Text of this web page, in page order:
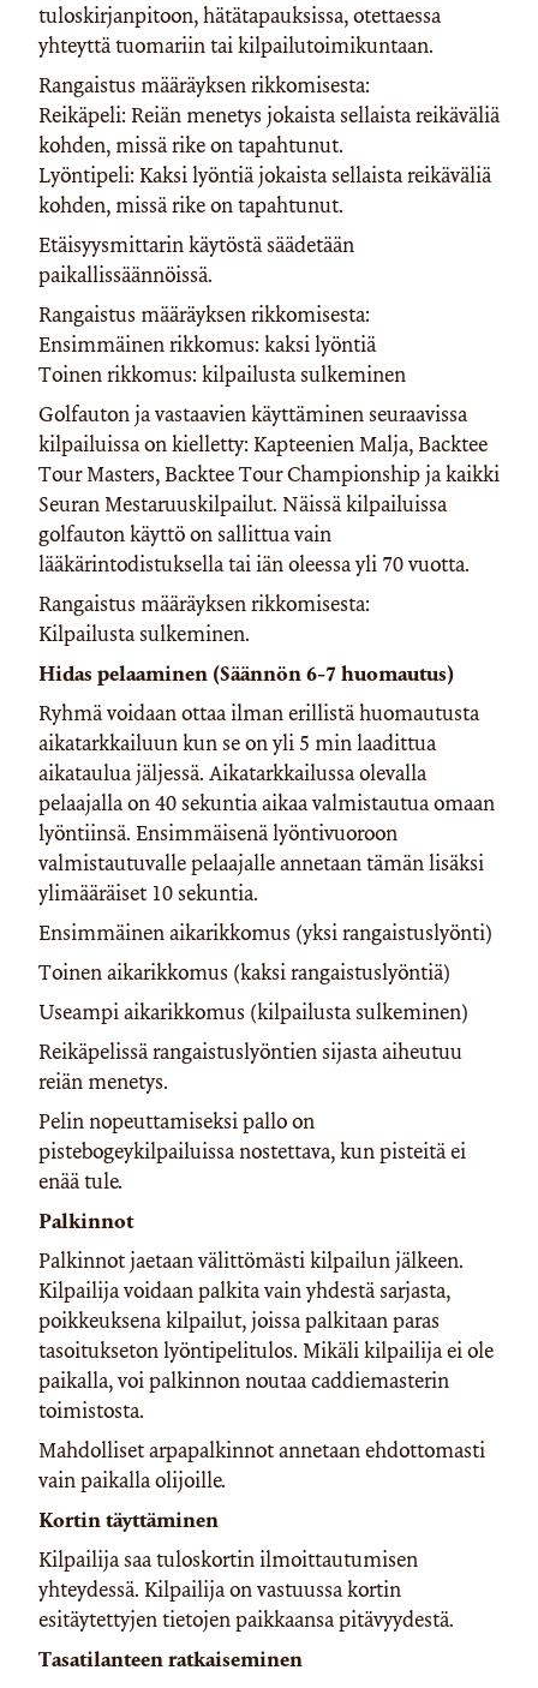
tuloskirjanpitoon, hätätapauksissa, otettaessa
yhteyttä tuomariin tai kilpailutoimikuntaan.
Rangaistus määräyksen rikkomisesta:
Reikäpeli: Reiän menetys jokaista sellaista reikäväliä
kohden, missä rike on tapahtunut.
Lyöntipeli: Kaksi lyöntiä jokaista sellaista reikäväliä
kohden, missä rike on tapahtunut.
Etäisyysmittarin käytöstä säädetään
paikallissäännöissä.
Rangaistus määräyksen rikkomisesta:
Ensimmäinen rikkomus: kaksi lyöntiä
Toinen rikkomus: kilpailusta sulkeminen
Golfauton ja vastaavien käyttäminen seuraavissa
kilpailuissa on kielletty: Kapteenien Malja, Backtee
Tour Masters, Backtee Tour Championship ja kaikki
Seuran Mestaruuskilpailut. Näissä kilpailuissa
golfauton käyttö on sallittua vain
lääkärintodistuksella tai iän oleessa yli 70 vuotta.
Rangaistus määräyksen rikkomisesta:
Kilpailusta sulkeminen.
Hidas pelaaminen (Säännön 6-7 huomautus)
Ryhmä voidaan ottaa ilman erillistä huomautusta
aikatarkkailuun kun se on yli 5 min laadittua
aikataulua jäljessä. Aikatarkkailussa olevalla
pelaajalla on 40 sekuntia aikaa valmistautua omaan
lyöntiinsä. Ensimmäisenä lyöntivuoroon
valmistautuvalle pelaajalle annetaan tämän lisäksi
ylimääräiset 10 sekuntia.
Ensimmäinen aikarikkomus (yksi rangaistuslyönti)
Toinen aikarikkomus (kaksi rangaistuslyöntiä)
Useampi aikarikkomus (kilpailusta sulkeminen)
Reikäpelissä rangaistuslyöntien sijasta aiheutuu
reiän menetys.
Pelin nopeuttamiseksi pallo on
pistebogeykilpailuissa nostettava, kun pisteitä ei
enää tule.
Palkinnot
Palkinnot jaetaan välittömästi kilpailun jälkeen.
Kilpailija voidaan palkita vain yhdestä sarjasta,
poikkeuksena kilpailut, joissa palkitaan paras
tasoitukseton lyöntipelitulos. Mikäli kilpailija ei ole
paikalla, voi palkinnon noutaa caddiemasterin
toimistosta.
Mahdolliset arpapalkinnot annetaan ehdottomasti
vain paikalla olijoille.
Kortin täyttäminen
Kilpailija saa tuloskortin ilmoittautumisen
yhteydessä. Kilpailija on vastuussa kortin
esitäytettyjen tietojen paikkaansa pitävyydestä.
Tasatilanteen ratkaiseminen